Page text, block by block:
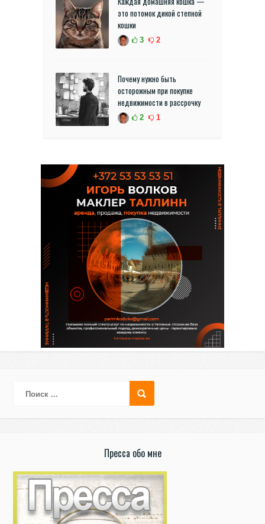
это потомок дикой степной
кошки
3 2
Почему нужно быть
осторожным при покупке
недвижимости в рассрочку
2 1
Пресса обо мне